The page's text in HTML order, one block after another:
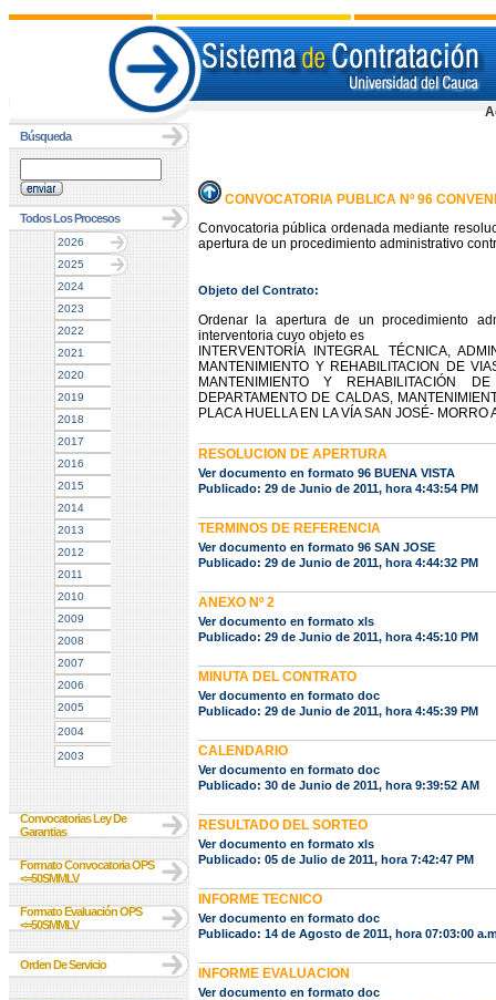
Búsqueda
Todos Los Procesos
2026
2025
2024
2023
2022
2021
2020
2019
2018
2017
2016
2015
2014
2013
2012
2011
2010
2009
2008
2007
2006
2005
2004
2003
Convocatorias Ley De
Garantias
Formato Convocatoria OPS
<=50SMMLV
Formato Evaluación OPS
<=50SMMLV
Orden De Servicio
CONVOCATORIA PUBLICA Nº 96
Convocatoria pública ordenada mediante
apertura de un procedimiento administrativo
Objeto del Contrato:
Ordenar la apertura de un procedimiento
interventoria cuyo objeto es
INTERVENTORÍA INTEGRAL TÉCNICA,
MANTENIMIENTO Y REHABILITACION DE
MANTENIMIENTO Y REHABILITACIÓN
DEPARTAMENTO DE CALDAS,
PLACA HUELLA EN LA VÍA SAN JOSÉ-
RESOLUCION DE APERTURA
Ver documento en formato 96 BUENA VISTA
Publicado: 29 de Junio de 2011, hora 4:43:54 PM
TERMINOS DE REFERENCIA
Ver documento en formato 96 SAN JOSE
Publicado: 29 de Junio de 2011, hora 4:44:32 PM
ANEXO Nº 2
Ver documento en formato xls
Publicado: 29 de Junio de 2011, hora 4:45:10 PM
MINUTA DEL CONTRATO
Ver documento en formato doc
Publicado: 29 de Junio de 2011, hora 4:45:39 PM
CALENDARIO
Ver documento en formato doc
Publicado: 30 de Junio de 2011, hora 9:39:52 AM
RESULTADO DEL SORTEO
Ver documento en formato xls
Publicado: 05 de Julio de 2011, hora 7:42:47 PM
INFORME TECNICO
Ver documento en formato doc
Publicado: 14 de Agosto de 2011, hora 07:03:00
INFORME EVALUACION
Ver documento en formato doc